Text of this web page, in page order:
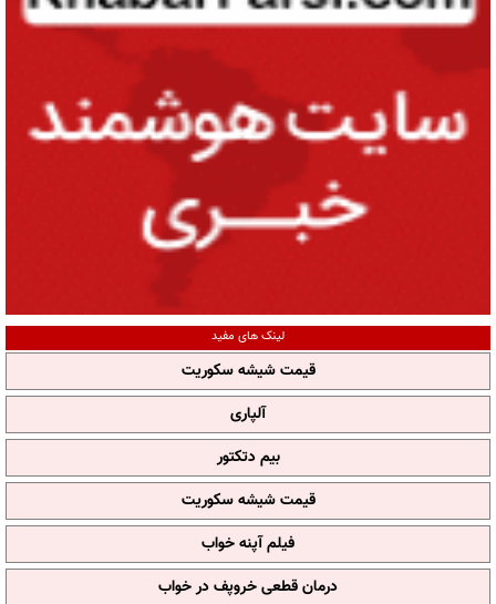
لینک های مفید
قیمت شیشه سکوریت
آلپاری
بیم دتکتور
قیمت شیشه سکوریت
فیلم آپنه خواب
درمان قطعی خروپف در خواب